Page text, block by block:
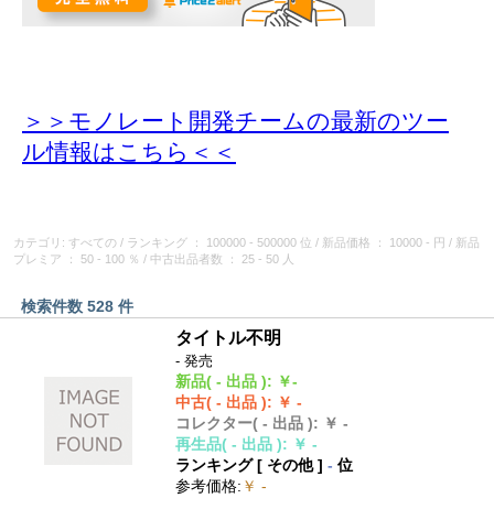
＞＞モノレート開発チームの最新のツー
ル情報はこちら＜＜
カテゴリ: すべての / ランキング ： 100000 - 500000 位 / 新品価格 ： 10000 - 円 / 新品
プレミア
： 50 - 100 ％ / 中古出品者数 ： 25 - 50 人
検索件数 528 件
タイトル不明
- 発売
新品( - 出品 ): ￥-
中古( - 出品 ): ￥ -
コレクター( - 出品 ): ￥ -
再生品( - 出品 ): ￥ -
ランキング [ その他]- 位
参考価格: ￥ -